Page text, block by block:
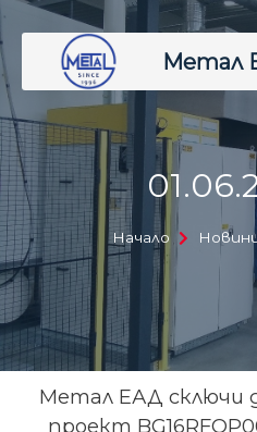
Метал
Начало
Метал ЕАД сключи
проект